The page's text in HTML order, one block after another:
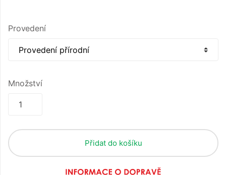
Provedení
Množství
Přidat do košíku